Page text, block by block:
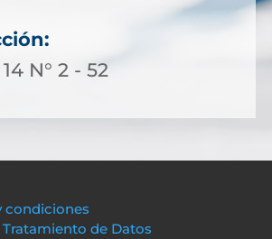
N° 2 - 52
condiciones
Tratamiento de Datos